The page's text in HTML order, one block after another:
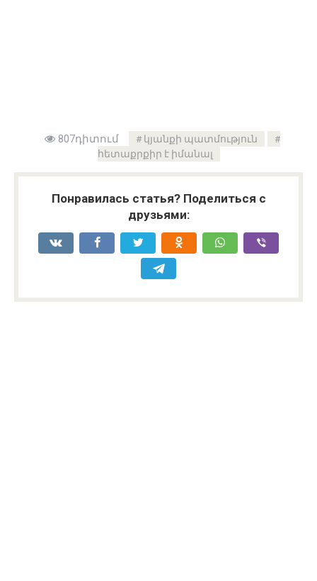
807դիտում
կյանքի պատմություն
հետաքրքիր է իմանալ
Понравилась статья? Поделиться с
друзьями: